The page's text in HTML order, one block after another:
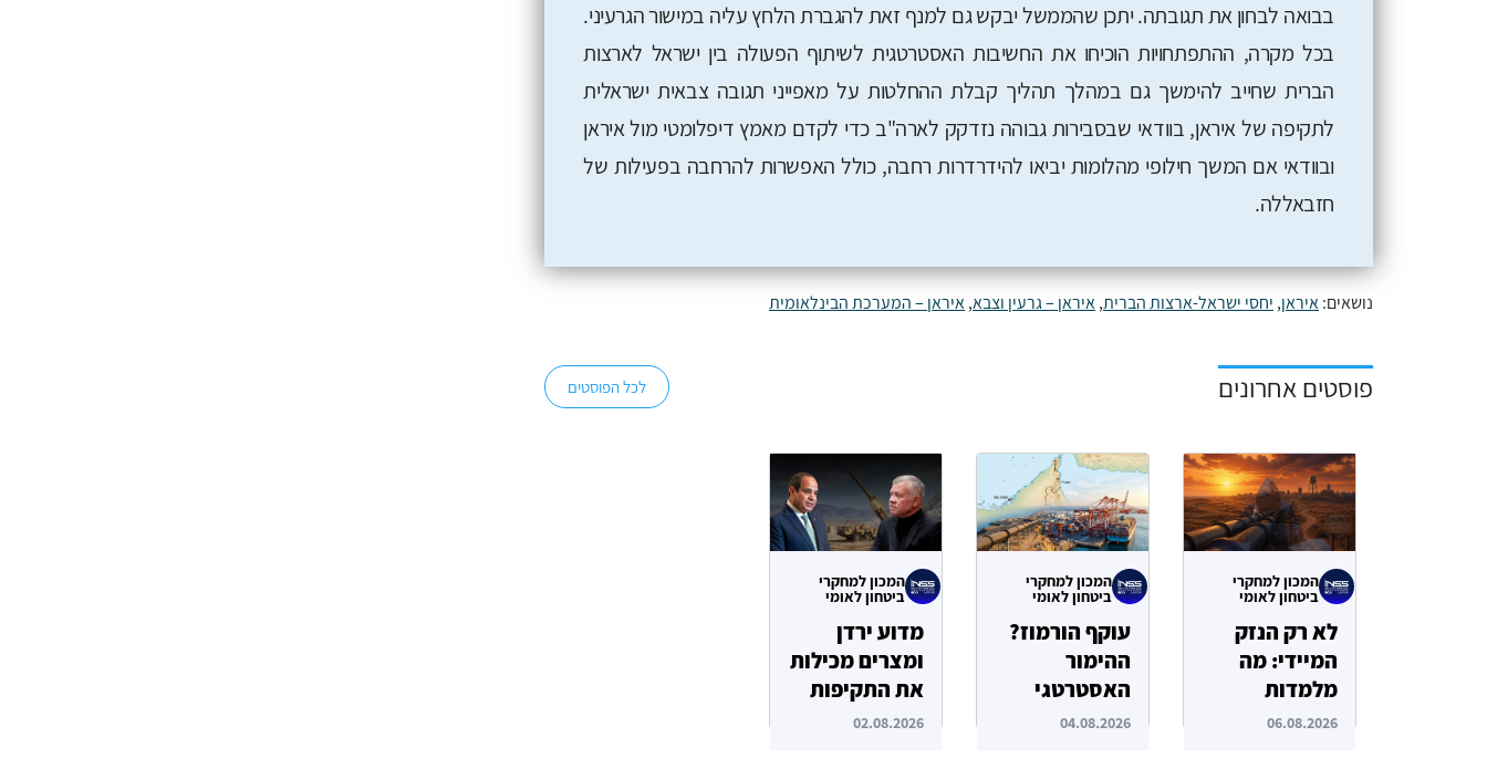
בבואה לבחון את תגובתה. יתכן שהממשל יבקש גם למנף זאת להגברת הלחץ עליה במישור הגרעיני.
בכל מקרה, ההתפתחויות הוכיחו את החשיבות האסטרטגית לשיתוף הפעולה בין ישראל לארצות
הברית שחייב להימשך גם במהלך תהליך קבלת ההחלטות על מאפייני תגובה צבאית ישראלית
לתקיפה של איראן, בוודאי שבסבירות גבוהה נזדקק לארה"ב כדי לקדם מאמץ דיפלומטי מול איראן
ובוודאי אם המשך חילופי מהלומות יביאו להידרדרות רחבה, כולל האפשרות להרחבה בפעילות של
חזבאללה.
נושאים:איראן, יחסי ישראל-ארצות הברית,איראן – גרעין וצבא,איראן – המערכת הבינלאומית
פוסטים אחרונים לכל הפוסטים
המכון למחקרי
ביטחון לאומי
לא רק הנזק
המיידי: מה
מלמדות
תקיפות הסייבר
06.08.2026
המכון למחקרי
ביטחון לאומי
עוקף הורמוז?
ההימור
האסטרטגי
הבעייתי של
04.08.2026
המכון למחקרי
ביטחון לאומי
מדוע ירדן
ומצרים מכילות
את התקיפות
האיראניות
02.08.2026